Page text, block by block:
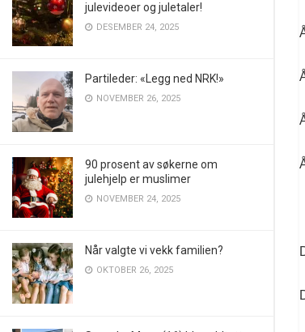
julevideoer og juletaler!
DESEMBER 24, 2025
Partileder: «Legg ned NRK!»
NOVEMBER 26, 2025
90 prosent av søkerne om
julehjelp er muslimer
NOVEMBER 24, 2025
Når valgte vi vekk familien?
OKTOBER 26, 2025